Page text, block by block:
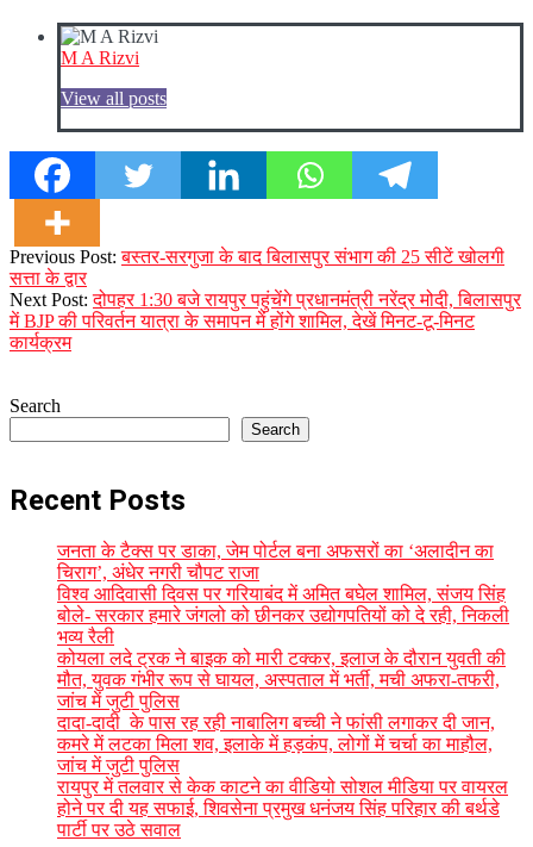
M A Rizvi
View all posts
2023-
09-
29
Previous Post:बस्तर-सरगुजा के बाद बिलासपुर संभाग की 25 सीटें खोलगी
सत्ता के द्वार
Next Post:दोपहर 1:30 बजे रायपुर पहुंचेंगे प्रधानमंत्री नरेंद्र मोदी, बिलासपुर
में BJP की परिवर्तन यात्रा के समापन में होंगे शामिल, देखें मिनट-टू-मिनट
कार्यक्रम
Search
Search
Recent Posts
जनता के टैक्स पर डाका, जेम पोर्टल बना अफसरों का ‘अलादीन का
चिराग’, ​अंधेर नगरी चौपट राजा
विश्व आदिवासी दिवस पर गरियाबंद में अमित बघेल शामिल, संजय सिंह
बोले- सरकार हमारे जंगलो को छीनकर उद्योगपतियों को दे रही, निकली
भव्य रैली
कोयला लदे ट्रक ने बाइक को मारी टक्कर, इलाज के दौरान युवती की
मौत, युवक गंभीर रूप से घायल, अस्पताल में भर्ती, मची अफरा-तफरी,
जांच में जुटी पुलिस
दादा-दादी के पास रह रही नाबालिग बच्ची ने फांसी लगाकर दी जान,
कमरे में लटका मिला शव, इलाके में हड़कंप, लोगों में चर्चा का माहौल,
जांच में जुटी पुलिस
रायपुर में तलवार से केक काटने का वीडियो सोशल मीडिया पर वायरल
होने पर दी यह सफाई, शिवसेना प्रमुख धनंजय सिंह परिहार की बर्थडे
पार्टी पर उठे सवाल